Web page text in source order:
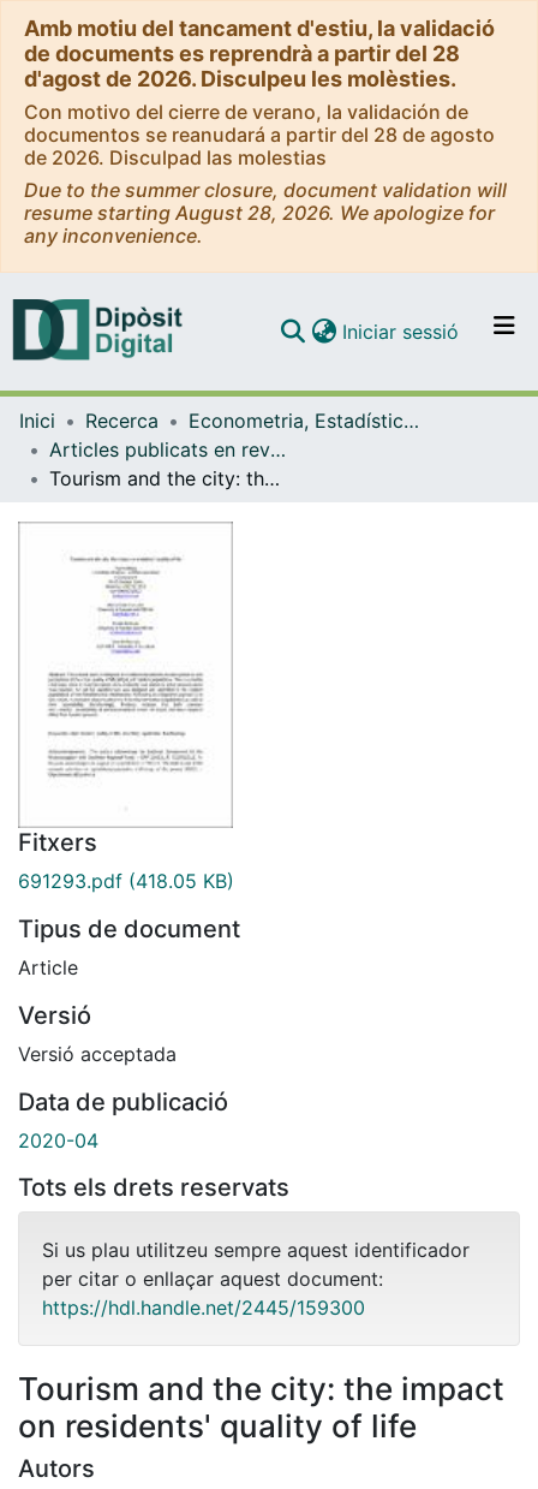
Amb motiu del tancament d'estiu, la validació
de documents es reprendrà a partir del 28
d'agost de 2026. Disculpeu les molèsties.
Con motivo del cierre de verano, la validación de
documentos se reanudará a partir del 28 de agosto
de 2026. Disculpad las molestias
Due to the summer closure, document validation will
resume starting August 28, 2026. We apologize for
any inconvenience.
Navega per tot el DD
Com publicar
Iniciar sessió (current)
Inici Recerca
Econometria, Estadística i Economia Aplicada
Articles publicats en revistes (Econometria, Estadística i Economia Aplicada)
Tourism and the city: the impact on residents' quality of life
Fitxers
691293.pdf (418.05 KB)
Tipus de document
Article
Versió
Versió acceptada
Data de publicació
2020-04
Tots els drets reservats
Si us plau utilitzeu sempre aquest identificador
per citar o enllaçar aquest document:
https://hdl.handle.net/2445/159300
Tourism and the city: the impact
on residents' quality of life
Autors